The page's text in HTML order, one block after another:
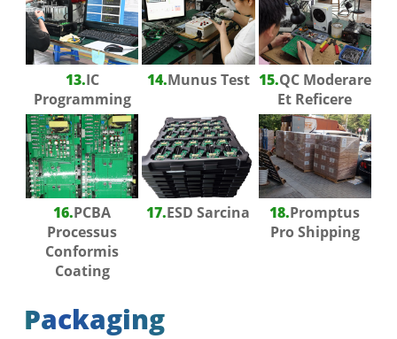
13.IC
Programming
14.Munus Test 15.QC Moderare
Et Reficere
16.PCBA
Processus
Conformis
Coating
17.ESD Sarcina 18.Promptus
Pro Shipping
Packaging